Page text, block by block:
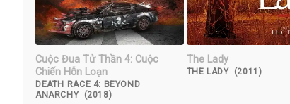
Cuộc Đua Tử Thần 4: Cuộc
Chiến Hỗn Loạn
DEATH RACE 4: BEYOND
ANARCHY (2018)
The Lady
THE LADY (2011)